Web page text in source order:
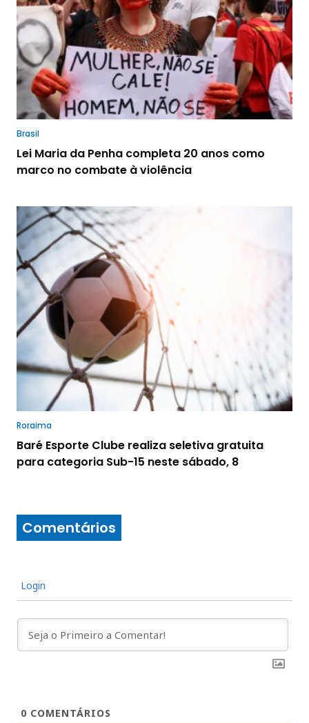
Brasil
Lei Maria da Penha completa 20 anos como
marco no combate à violência
Roraima
Baré Esporte Clube realiza seletiva gratuita
para categoria Sub-15 neste sábado, 8
Comentários
Login
0 COMENTÁRIOS